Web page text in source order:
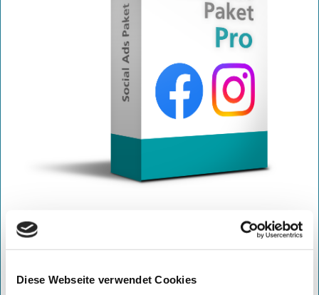
Diese Webseite verwendet Cookies
inkl. Profilerstellung